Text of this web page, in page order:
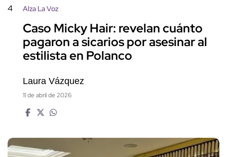
4 Alza La Voz
Caso Micky Hair: revelan cuánto
pagaron a sicarios por asesinar al
estilista en Polanco
Laura Vázquez
11 de abril de 2026